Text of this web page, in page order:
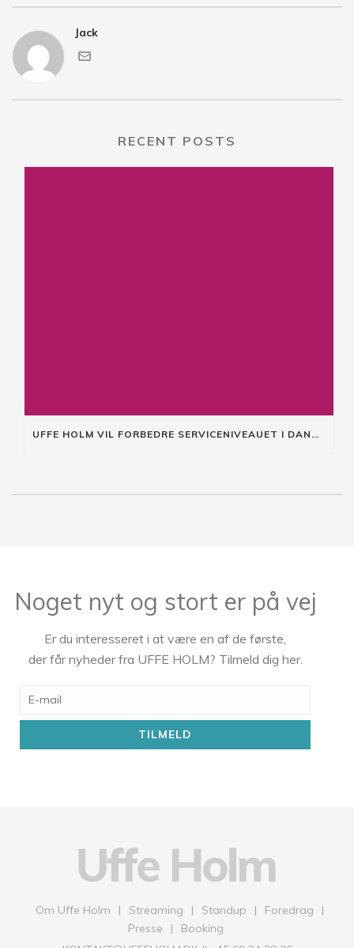
Jack
RECENT POSTS
UFFE HOLM VIL FORBEDRE SERVICENIVEAUET I DANMARK!
Noget nyt og stort er på vej
Er du interesseret i at være en af de første,
der får nyheder fra UFFE HOLM? Tilmeld dig her.
Om Uffe Holm Streaming Standup
Foredrag
Presse
Booking